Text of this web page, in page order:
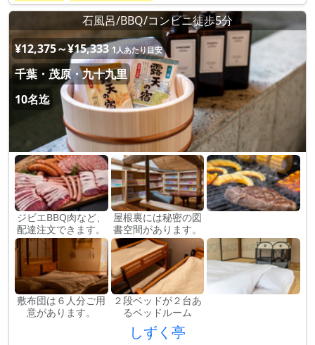
石風呂/BBQ/コンビニ徒歩5分
¥12,375～¥15,333 1人あたり目安
千葉・茂原・九十九里
10名迄
ジビエBBQ肉など、
配達注文できます。
屋根裏には秘密の図
書空間があります。
敷布団は６人分ご用
意があります。
２段ベッドが２台あ
るベッドルーム
しずく亭